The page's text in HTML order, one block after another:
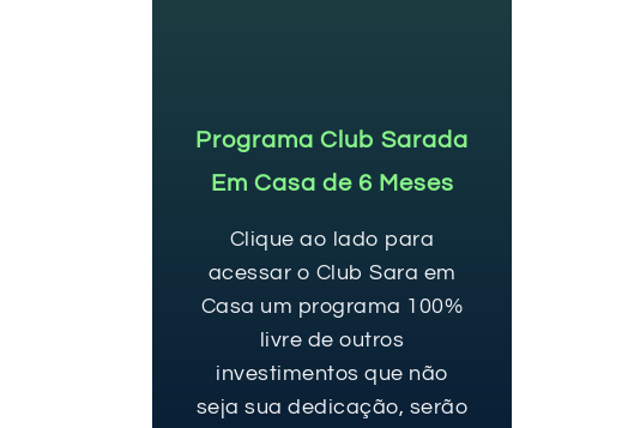
Programa Club Sarada
Em Casa de 6 Meses
Clique ao lado para
acessar o Club Sara em
Casa um programa 100%
livre de outros
investimentos que não
seja sua dedicação, serão